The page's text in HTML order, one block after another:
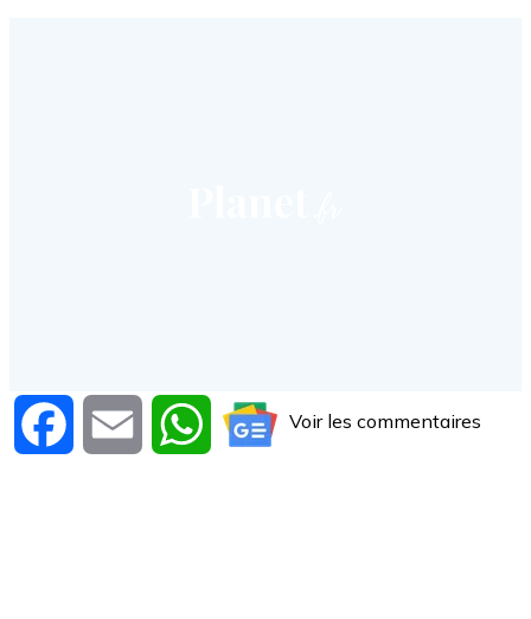
Facebook Email WhatsAppVoir les commentaires